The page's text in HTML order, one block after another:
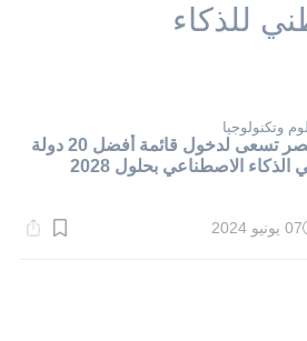
للذكاء
وتكنولوجيا
مصر تسعى لدخول قائمة أفضل 20 دولة
الذكاء الاصطناعي بحلول 2028
07 يونيو 2024